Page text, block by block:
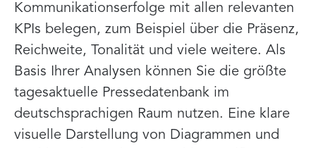
Kommunikationserfolge mit allen relevanten
KPIs belegen, zum Beispiel über die Präsenz,
Reichweite, Tonalität und viele weitere. Als
Basis Ihrer Analysen können Sie die größte
tagesaktuelle Pressedatenbank im
deutschsprachigen Raum nutzen. Eine klare
visuelle Darstellung von Diagrammen und